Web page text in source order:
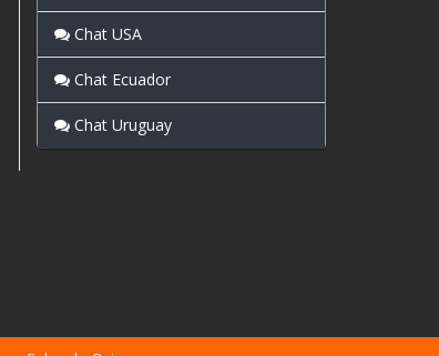
Chat USA
Chat Ecuador
Chat Uruguay